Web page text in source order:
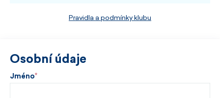
Pravidla a podmínky klubu
Osobní údaje
Jméno